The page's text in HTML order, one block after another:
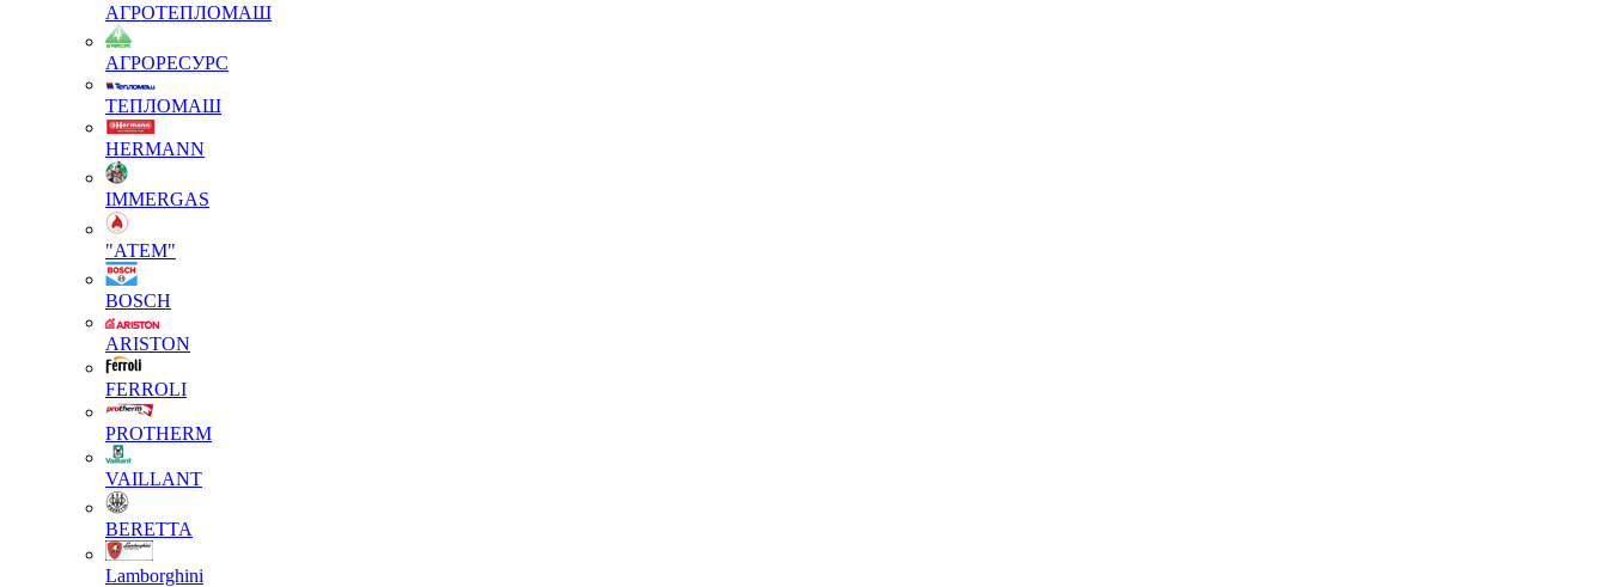
АГРОТЕПЛОМАШ
АГРОРЕСУРС
ТЕПЛОМАШ
HERMANN
IMMERGAS
"АТЕМ"
BOSCH
ARISTON
FERROLI
PROTHERM
VAILLANT
BERETTA
Lamborghini